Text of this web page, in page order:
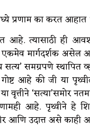
प्रणाम का करत
आहे. त्यासाठी ही
मार्गदर्शक असेल
सत्य’ समग्रपणे
आहे की जी या
वृत्तीने ‘सत्या’समोर
आहे. पृथ्वीने हे
आणि उदात्त असे काही